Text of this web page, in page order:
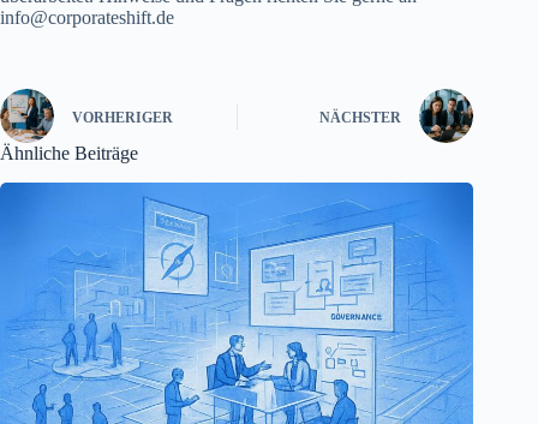
VORHERIGER NÄCHSTER
Ähnliche Beiträge